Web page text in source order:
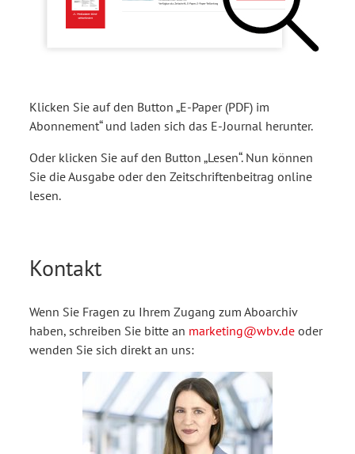
Klicken Sie auf den Button „E-Paper (PDF) im
Abonnement“ und laden sich das E-Journal herunter.
Oder klicken Sie auf den Button „Lesen“. Nun können
Sie die Ausgabe oder den Zeitschriftenbeitrag online
lesen.
Kontakt
Wenn Sie Fragen zu Ihrem Zugang zum Aboarchiv
haben, schreiben Sie bitte an marketing@wbv.de oder
wenden Sie sich direkt an uns: